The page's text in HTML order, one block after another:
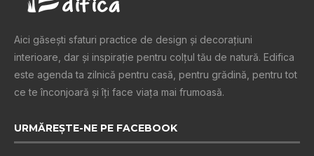
Aici găsești sfaturi practice de design şi decoraţiuni
interioare, dar și inspiraţie pentru colţul tău de natură. Edifica
este agenda ta zilnică pentru casă, pentru grădină, pentru tot
ce te înconjoară şi îţi face viaţa mai frumoasă.
URMĂREȘTE-NE PE FACEBOOK